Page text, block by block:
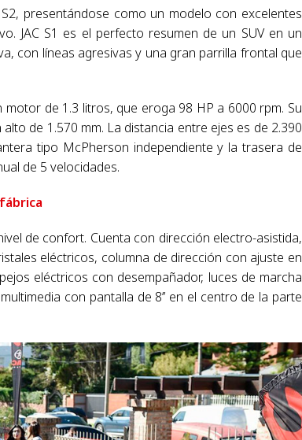
presentándose como un modelo con excelentes
JAC S1 es el perfecto resumen de un SUV en un
con líneas agresivas y una gran parrilla frontal que
de 1.3 litros, que eroga 98 HP a 6000 rpm. Su
de 1.570 mm. La distancia entre ejes es de 2.390
tipo McPherson independiente y la trasera de
de 5 velocidades.
de confort. Cuenta con dirección electro-asistida,
eléctricos, columna de dirección con ajuste en
eléctricos con desempañador, luces de marcha
con pantalla de 8’’ en el centro de la parte